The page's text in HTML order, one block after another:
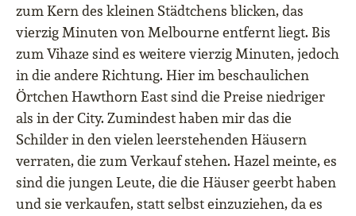
zum Kern des kleinen Städtchens blicken, das
vierzig Minuten von Melbourne entfernt liegt. Bis
zum Vihaze sind es weitere vierzig Minuten, jedoch
in die andere Richtung. Hier im beschaulichen
Örtchen Hawthorn East sind die Preise niedriger
als in der City. Zumindest haben mir das die
Schilder in den vielen leerstehenden Häusern
verraten, die zum Verkauf stehen. Hazel meinte, es
sind die jungen Leute, die die Häuser geerbt haben
und sie verkaufen, statt selbst einzuziehen, da es